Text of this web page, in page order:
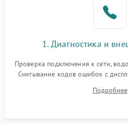
1. Диагностика и
Проверка подключения к сети,
Считывание кодов ошибок с
выявления посторонних шумов,
электронного модуля
Подробнее